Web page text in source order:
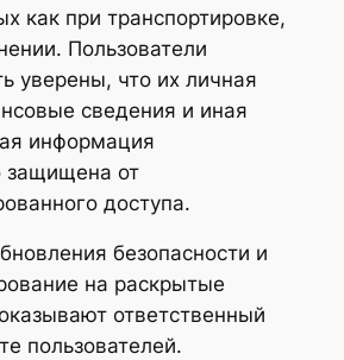
как при транспортировке,
Пользователи
уверены, что их личная
сведения и иная
информация
защищена от
доступа.
безопасности и
на раскрытые
ответственный
пользователей.